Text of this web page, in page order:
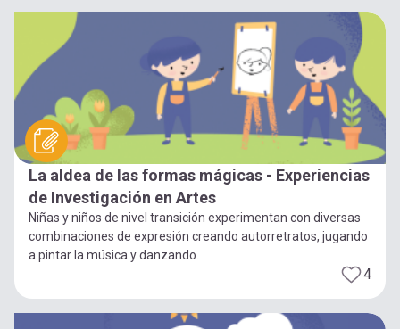
La aldea de las formas mágicas - Experiencias
de Investigación en Artes
Niñas y niños de nivel transición experimentan con diversas
combinaciones de expresión creando autorretratos, jugando
a pintar la música y danzando.
4